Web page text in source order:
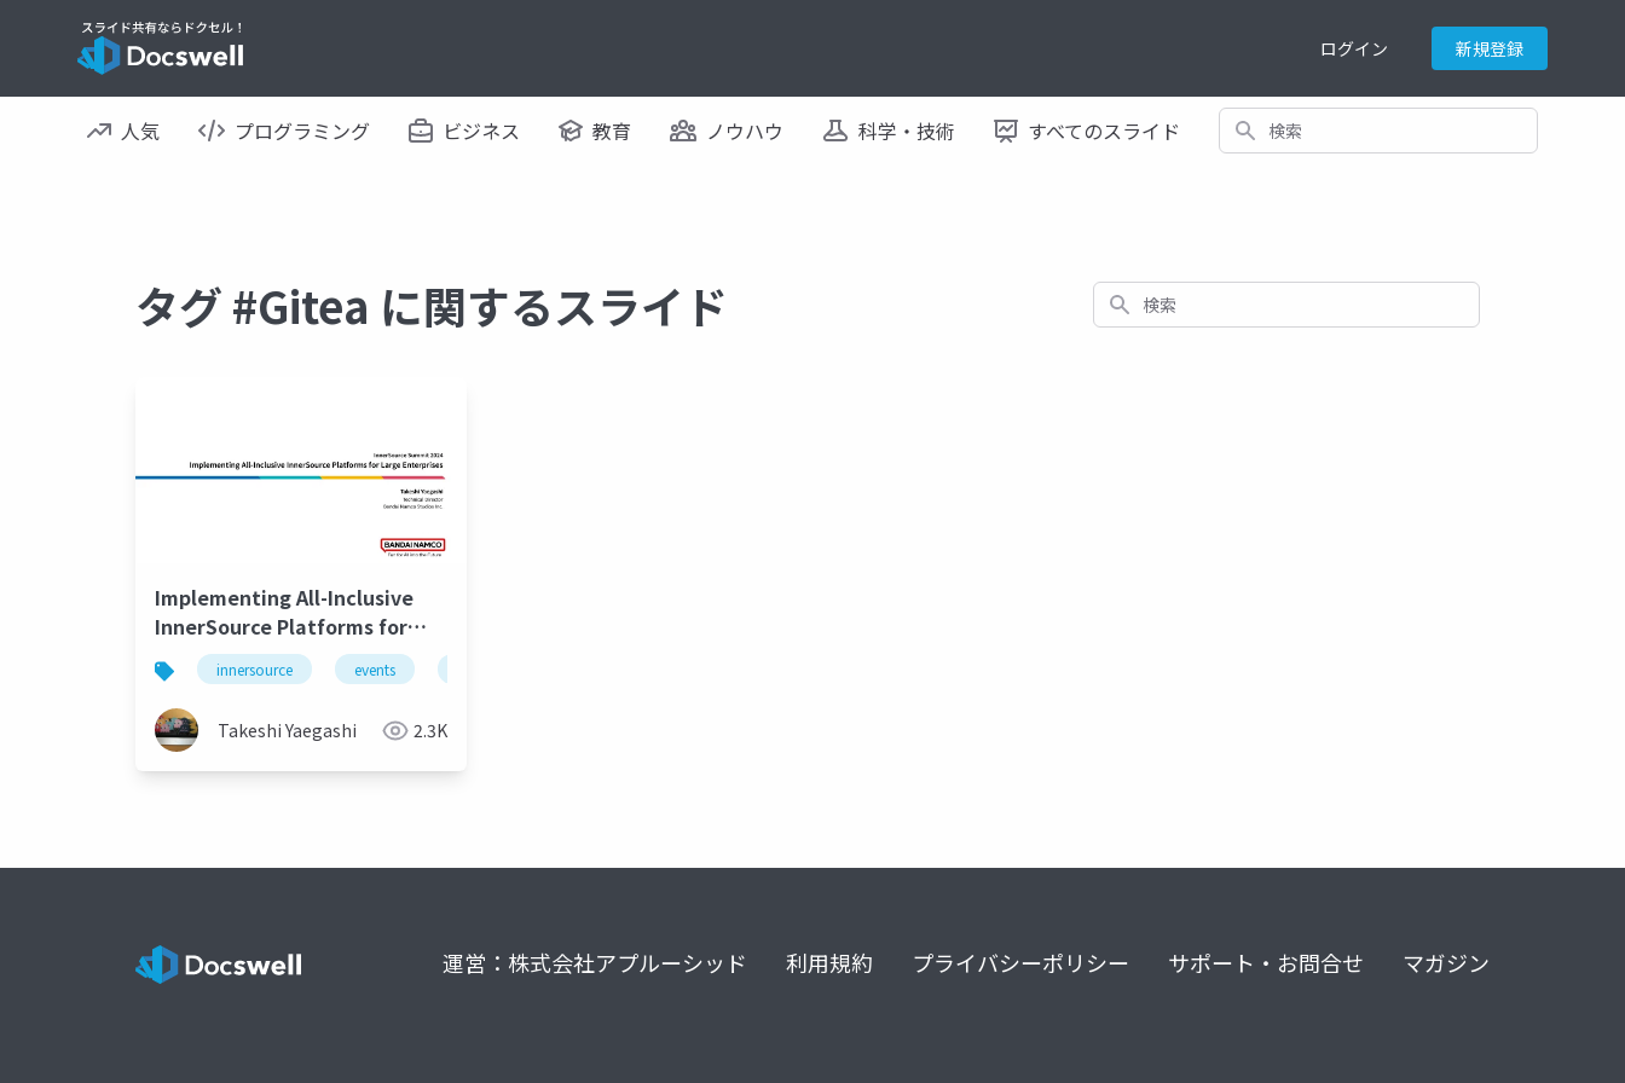
ログイン 新規登録
人気 プログラミング ビジネス 教育 ノウハウ 科学・技術 すべてのスライド 検索
タグ #Gitea に関するスライド 検索
Implementing All-Inclusive
InnerSource Platforms for
Large Enterprises
innersource events
Takeshi Yaegashi 2.3K
運営：株式会社アプルーシッド 利用規約 プライバシーポリシー サポート・お問合せ マガジン